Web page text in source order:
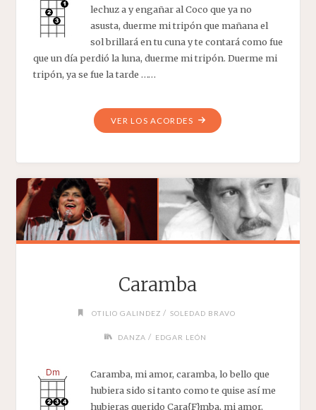
lechuz a y engañar al Coco que ya no
asusta, duerme mi tripón que mañana el
sol brillará en tu cuna y te contará como fue
que un día perdió la luna, duerme mi tripón. Duerme mi
tripón, ya se fue la tarde ……
VER LOS ACORDES"MI
Caramba
OTILIO GALINDEZ / SOLEDAD BRAVO
DANZA / EDGAR LEÓN
Caramba, mi amor, caramba, lo bello que
hubiera sido si tanto como te quise así me
hubieras querido Cara{F}mba, mi amor,